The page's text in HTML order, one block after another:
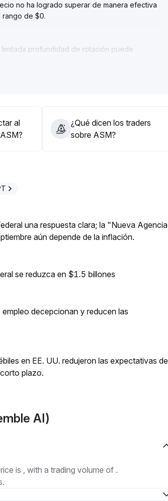
no ha logrado superar de manera efectiva
rango de $0.
profundidad de rotación puede
cautela frente a subidas, controlar
al
¿Qué dicen los traders
sobre ASM?
una respuesta clara; la "Nueva Agencia
aún depende de la inflación.
se reduzca en $1.5 billones
decepcionan y reducen las
en EE. UU. redujeron las expectativas de
plazo.
AI)
is , with a trading volume of .